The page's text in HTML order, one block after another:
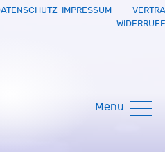
IMPRESSUM
Menü